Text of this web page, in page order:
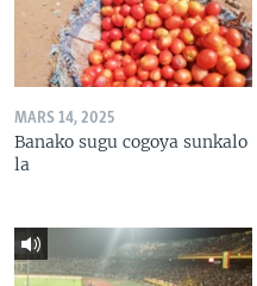
MARS 14, 2025
Banako sugu cogoya sunkalo
la